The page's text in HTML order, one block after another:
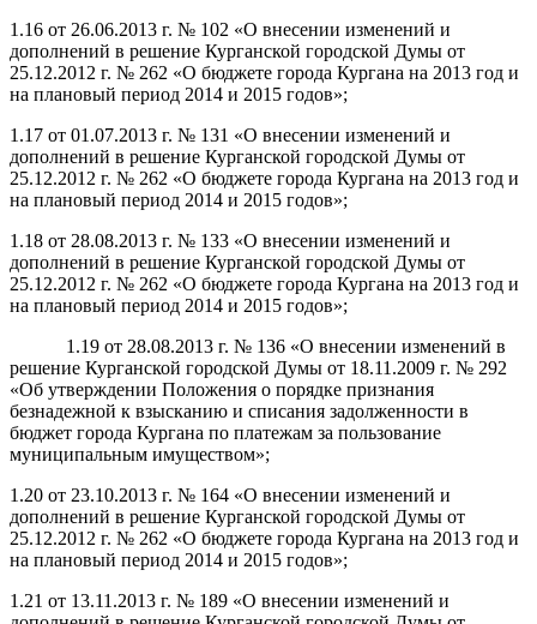
1.16 от 26.06.2013 г. № 102 «О внесении изменений и
дополнений в решение Курганской городской Думы от
25.12.2012 г. № 262 «О бюджете города Кургана на 2013 год и
на плановый период 2014 и 2015 годов»;
1.17 от 01.07.2013 г. № 131 «О внесении изменений и
дополнений в решение Курганской городской Думы от
25.12.2012 г. № 262 «О бюджете города Кургана на 2013 год и
на плановый период 2014 и 2015 годов»;
1.18 от 28.08.2013 г. № 133 «О внесении изменений и
дополнений в решение Курганской городской Думы от
25.12.2012 г. № 262 «О бюджете города Кургана на 2013 год и
на плановый период 2014 и 2015 годов»;
1.19 от 28.08.2013 г. № 136 «О внесении изменений в
решение Курганской городской Думы от 18.11.2009 г. № 292
«Об утверждении Положения о порядке признания
безнадежной к взысканию и списания задолженности в
бюджет города Кургана по платежам за пользование
муниципальным имуществом»;
1.20 от 23.10.2013 г. № 164 «О внесении изменений и
дополнений в решение Курганской городской Думы от
25.12.2012 г. № 262 «О бюджете города Кургана на 2013 год и
на плановый период 2014 и 2015 годов»;
1.21 от 13.11.2013 г. № 189 «О внесении изменений и